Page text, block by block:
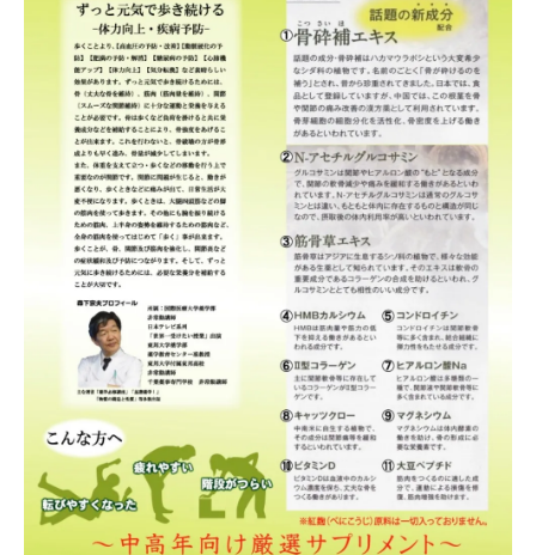
の優位性
ナリンジン配合製品の市場動向と展望
消費者が語るナリンジン配合エキスの魅力
ナリンジンと生活習慣改善の相乗効果